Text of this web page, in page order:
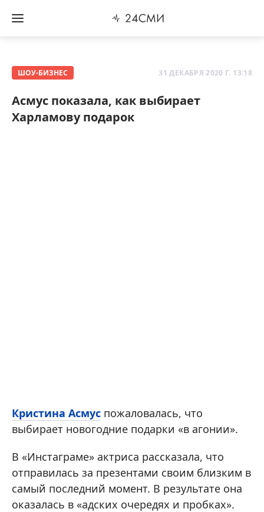
ШОУ-БИЗНЕС 31 ДЕКАБРЯ 2020 Г. 13:18
Асмус показала, как выбирает
Харламову подарок
Кристина Асмус пожаловалась, что
выбирает новогодние подарки «в агонии».
В «Инстаграме» актриса рассказала, что
отправилась за презентами своим близким в
самый последний момент. В результате она
оказалась в «адских очередях и пробках».